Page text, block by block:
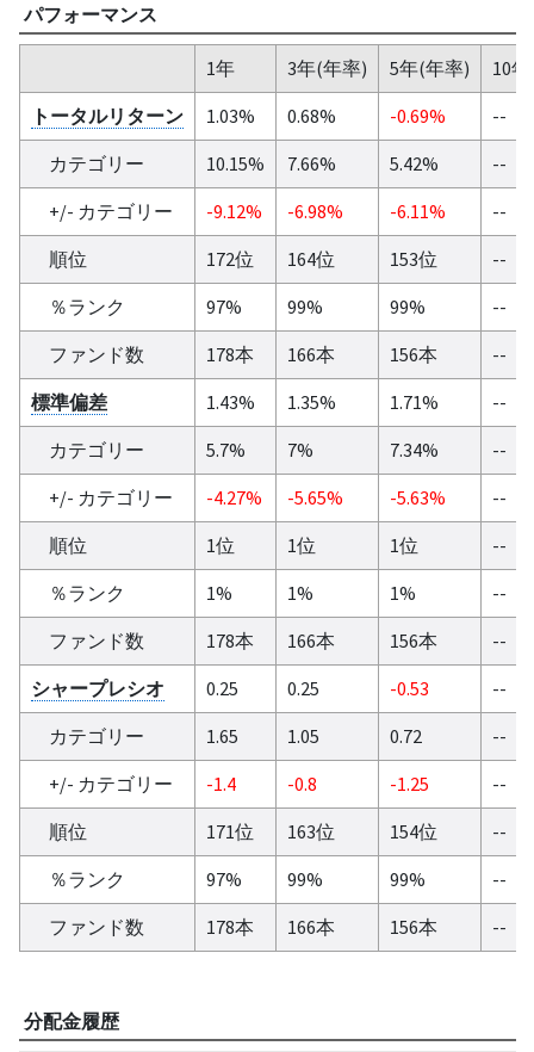
パフォーマンス
1年 3年(年率) 5年(年率)
10
トータルリターン
1.03% 0.68% -0.69%
--
カテゴリー
10.15% 7.66% 5.42%
--
+/- カテゴリー
-9.12% -6.98% -6.11%
--
順位
172位 164位 153位
--
％ランク
97% 99% 99%
--
ファンド数
178本 166本 156本
--
標準偏差
1.43% 1.35% 1.71%
--
カテゴリー
5.7% 7% 7.34%
--
+/- カテゴリー
-4.27% -5.65% -5.63%
--
順位
1位 1位 1位
--
％ランク
1% 1% 1%
--
ファンド数
178本 166本 156本
--
シャープレシオ
0.25 0.25 -0.53
--
カテゴリー
1.65 1.05 0.72
--
+/- カテゴリー
-1.4 -0.8 -1.25
--
順位
171位 163位 154位
--
％ランク
97% 99% 99%
--
ファンド数
178本 166本 156本 --
分配金履歴